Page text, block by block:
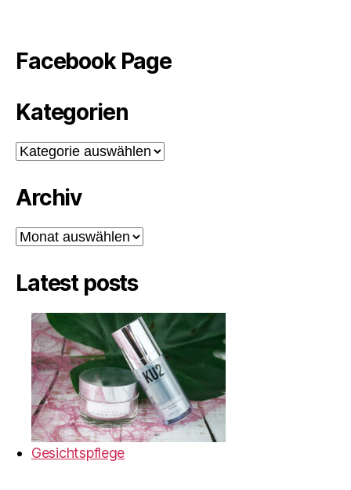
Facebook Page
Kategorien
Kategorien
Archiv
Archiv
Latest posts
Gesichtspflege